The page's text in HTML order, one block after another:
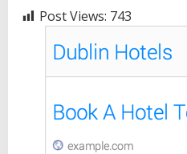
Post Views: 743